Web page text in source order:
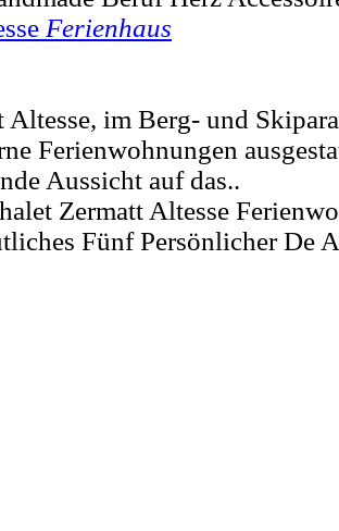
Ferienhaus
Altesse, im Berg- und
Ferienwohnungen
Aussicht auf das..
Zermatt Altesse
Fünf Persönlicher De